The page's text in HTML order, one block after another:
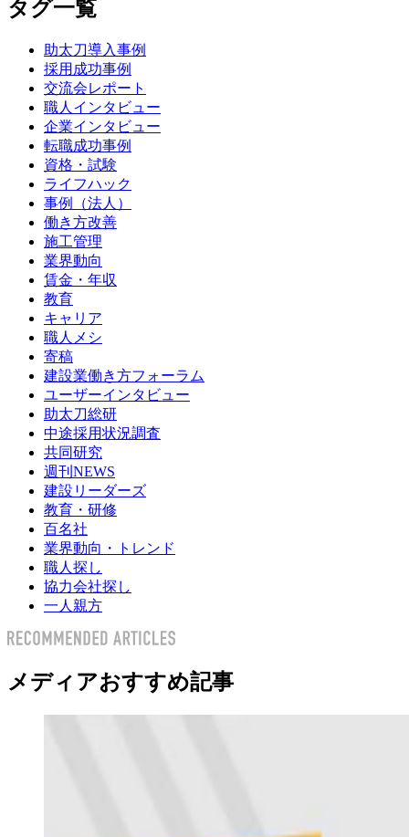
タグ一覧
助太刀導入事例
採用成功事例
交流会レポート
職人インタビュー
企業インタビュー
転職成功事例
資格・試験
ライフハック
事例（法人）
働き方改善
施工管理
業界動向
賃金・年収
教育
キャリア
職人メシ
寄稿
建設業働き方フォーラム
ユーザーインタビュー
助太刀総研
中途採用状況調査
共同研究
週刊NEWS
建設リーダーズ
教育・研修
百名社
業界動向・トレンド
職人探し
協力会社探し
一人親方
メディアおすすめ記事